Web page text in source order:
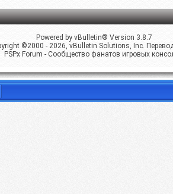
Powered by vBulletin® Version 3.8.7
©2000 - 2026, vBulletin Solutions, Inc.
PSPx Forum - Сообщество фанатов игровых